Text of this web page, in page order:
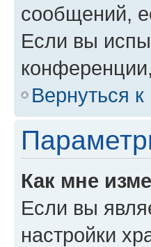
сообщений,
Если вы
Вернуться к
Как мне
Если вы
настройки